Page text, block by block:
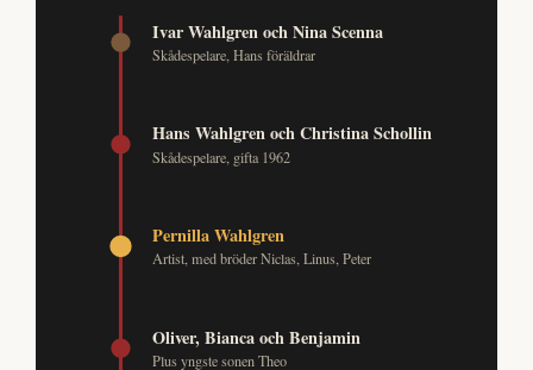
Ivar Wahlgren och Nina Scenna
Skådespelare, Hans föräldrar
Hans Wahlgren och Christina Schollin
Skådespelare, gifta 1962
Pernilla Wahlgren
Artist, med bröder Niclas, Linus, Peter
Oliver, Bianca och Benjamin
Plus yngste sonen Theo